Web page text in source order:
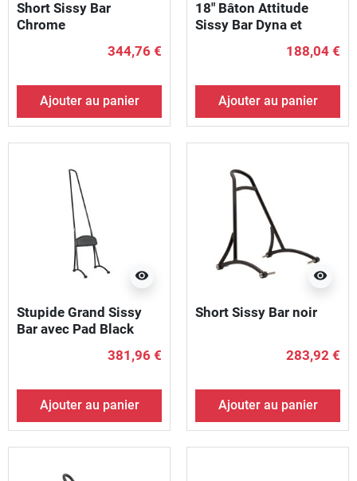
Short Sissy Bar
Chrome
344,76 €
Ajouter au panier
18" Bâton Attitude
Sissy Bar Dyna et
- 7,625" Chrome188,04 €
Ajouter au panier
visibility
Stupide Grand Sissy
Bar avec Pad Black
381,96 €
Ajouter au panier
visibility
Short Sissy Bar noir
283,92 €
Ajouter au panier